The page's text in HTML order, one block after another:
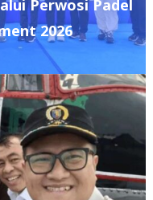
Kunjungan